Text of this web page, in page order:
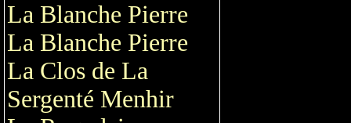
La Blanche Pierre
La Blanche Pierre
La Clos de La
Sergenté Menhir